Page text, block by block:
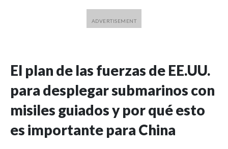
El plan de las fuerzas de EE.UU.
para desplegar submarinos con
misiles guiados y por qué esto
es importante para China